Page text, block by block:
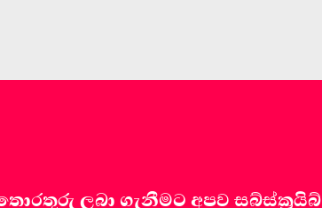
ලබා ගැනීමට අපව සබ්ස්ක්‍රයිබ්